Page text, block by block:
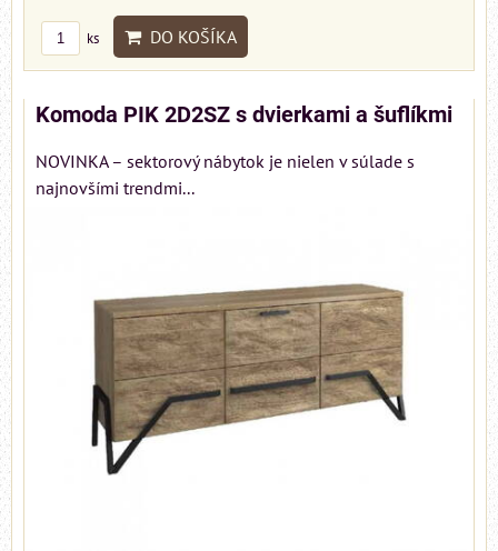
ks DO KOŠÍKA
Komoda PIK 2D2SZ s dvierkami a šuflíkmi
NOVINKA – sektorový nábytok je nielen v súlade s
najnovšími trendmi...